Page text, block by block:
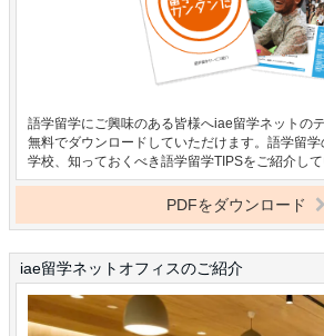
語学留学にご興味のある皆様へiae留学ネットの
無料でダウンロードしていただけます。語学留
学校、知っておくべき語学留学TIPSをご紹介して
PDFをダウンロード
iae留学ネットオフィスのご紹介